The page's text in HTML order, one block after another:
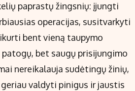
paprastų žingsnių: įjungti
operacijas, susitvarkyti
bent vieną taupymo
bet saugų prisijungimo
nereikalauja sudėtingų žinių,
valdyti pinigus ir jaustis